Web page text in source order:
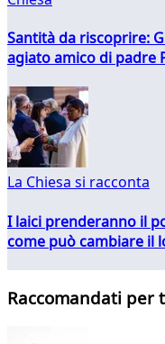
Santità da riscoprire:
agiato amico di padre
La Chiesa si racconta
I laici prenderanno il
come può cambiare il
Raccomandati per